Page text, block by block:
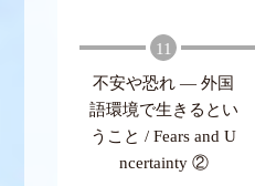
11
不安や恐れ ― 外国
語環境で生きるとい
うこと / Fears and U
ncertainty ②